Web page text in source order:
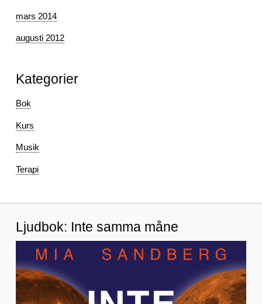
mars 2014
augusti 2012
Kategorier
Bok
Kurs
Musik
Terapi
Ljudbok: Inte samma måne